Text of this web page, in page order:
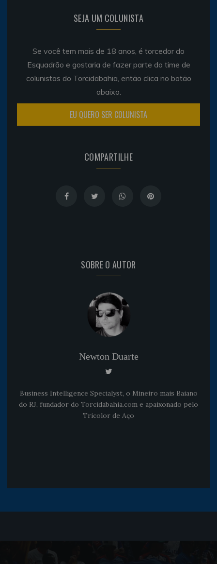
SEJA UM COLUNISTA
Se você tem mais de 18 anos, é torcedor do
Esquadrão e gostaria de fazer parte do time de
colunistas do Torcidabahia, então clica no botão
abaixo.
EU QUERO SER COLUNISTA
COMPARTILHE
SOBRE O AUTOR
Newton Duarte
Business Intelligence Specialyst, o Mineiro mais Baiano
do RJ, fundador do Torcidabahia.com e apaixonado pelo
Tricolor de Aço